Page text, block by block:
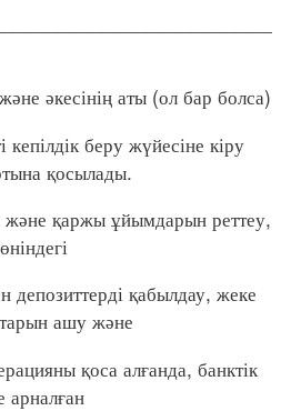
әкесінің аты (ол бар болса)
беру жүйесіне кіру
қосылады.
қаржы ұйымдарын реттеу,
депозиттерді қабылдау, жеке
ашу және
қоса алғанда, банктік
арналған